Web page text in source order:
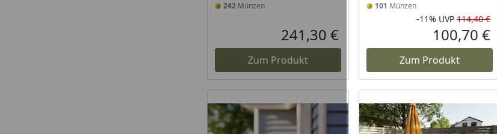
242 Münzen
Aktueller Preis
241,30 €
Zum Produkt
101 Münzen
-11% UVP 114,40 €
100,70 €
Zum Produkt